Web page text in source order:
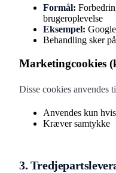
Formål:
brugeroplevelse
Eksempel:
Behandling sker
Marketingcookies
Disse cookies anvendes
Anvendes kun
Kræver samtykke
3.